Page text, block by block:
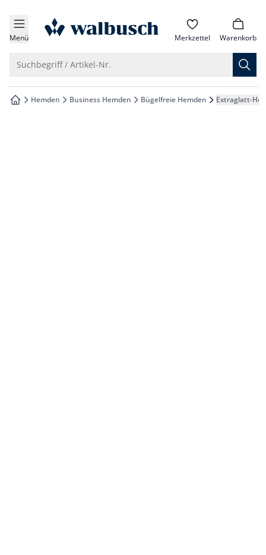
springen
springen
springen
springen
Menü zur Startseite Merkzettel Warenkorb
Suchbegriff / Artikel-Nr.
zur Startseite
Hemden Business Hemden Bügelfreie Hemden Extraglatt-